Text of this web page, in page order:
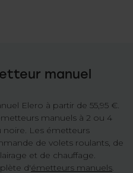
manuel
Elero à partir de 55,95 €.
manuels à 2 ou 4
noire. Les émetteurs
de volets roulants, de
et de chauffage.
d'émetteurs manuels.